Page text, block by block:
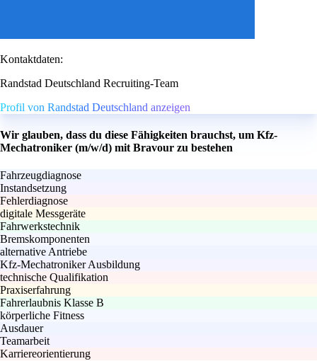
Kontaktdaten:
Randstad Deutschland Recruiting-Team
Profil von Randstad Deutschland anzeigen
Wir glauben, dass du diese Fähigkeiten brauchst, um Kfz-
Mechatroniker (m/w/d) mit Bravour zu bestehen
Fahrzeugdiagnose
Instandsetzung
Fehlerdiagnose
digitale Messgeräte
Fahrwerkstechnik
Bremskomponenten
alternative Antriebe
Kfz-Mechatroniker Ausbildung
technische Qualifikation
Praxiserfahrung
Fahrerlaubnis Klasse B
körperliche Fitness
Ausdauer
Teamarbeit
Karriereorientierung